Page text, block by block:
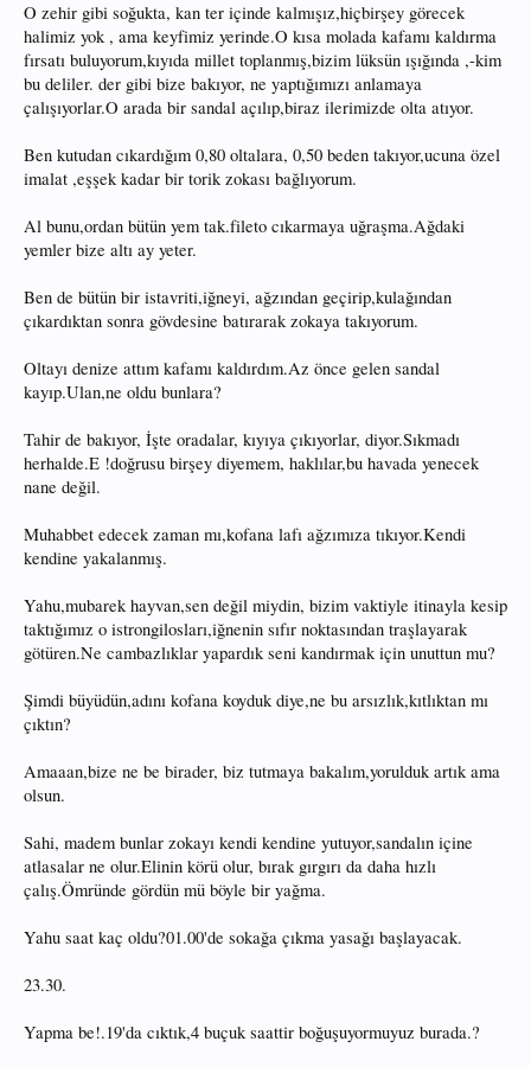
O zehir gibi soğukta, kan ter içinde kalmışız,hiçbirşey görecek
halimiz yok , ama keyfimiz yerinde.O kısa molada kafamı kaldırma
fırsatı buluyorum,kıyıda millet toplanmış,bizim lüksün ışığında ,-kim
bu deliler. der gibi bize bakıyor, ne yaptığımızı anlamaya
çalışıyorlar.O arada bir sandal açılıp,biraz ilerimizde olta atıyor.
Ben kutudan cıkardığım 0,80 oltalara, 0,50 beden takıyor,ucuna özel
imalat ,eşşek kadar bir torik zokası bağlıyorum.
Al bunu,ordan bütün yem tak.fileto cıkarmaya uğraşma.Ağdaki
yemler bize altı ay yeter.
Ben de bütün bir istavriti,iğneyi, ağzından geçirip,kulağından
çıkardıktan sonra gövdesine batırarak zokaya takıyorum.
Oltayı denize attım kafamı kaldırdım.Az önce gelen sandal
kayıp.Ulan,ne oldu bunlara?
Tahir de bakıyor, İşte oradalar, kıyıya çıkıyorlar, diyor.Sıkmadı
herhalde.E !doğrusu birşey diyemem, haklılar,bu havada yenecek
nane değil.
Muhabbet edecek zaman mı,kofana lafı ağzımıza tıkıyor.Kendi
kendine yakalanmış.
Yahu,mubarek hayvan,sen değil miydin, bizim vaktiyle itinayla kesip
taktığımız o istrongilosları,iğnenin sıfır noktasından traşlayarak
götüren.Ne cambazlıklar yapardık seni kandırmak için unuttun mu?
Şimdi büyüdün,adını kofana koyduk diye,ne bu arsızlık,kıtlıktan mı
çıktın?
Amaaan,bize ne be birader, biz tutmaya bakalım,yorulduk artık ama
olsun.
Sahi, madem bunlar zokayı kendi kendine yutuyor,sandalın içine
atlasalar ne olur.Elinin körü olur, bırak gırgırı da daha hızlı
çalış.Ömründe gördün mü böyle bir yağma.
Yahu saat kaç oldu?01.00'de sokağa çıkma yasağı başlayacak.
23.30.
Yapma be!.19'da cıktık,4 buçuk saattir boğuşuyormuyuz burada.?